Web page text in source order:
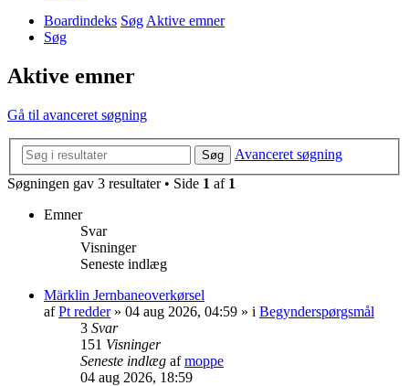
Boardindeks SøgAktive emner
Søg
Aktive emner
Gå til avanceret søgning
Søg
Avanceret søgning
Søgningen gav 3 resultater • Side 1 af 1
Emner
Svar
Visninger
Seneste indlæg
Märklin Jernbaneoverkørsel
afPt redder» 04 aug 2026, 04:59 » i Begynderspørgsmål
3 Svar
151 Visninger
Seneste indlæg afmoppe
04 aug 2026, 18:59